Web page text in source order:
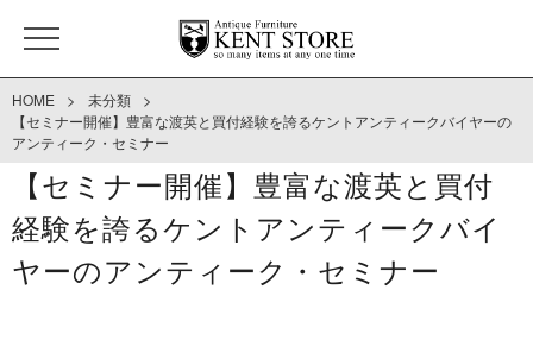
HOME > 未分類 >
【セミナー開催】豊富な渡英と買付経験を誇るケントアンティークバイヤーの
アンティーク・セミナー
【セミナー開催】豊富な渡英と買付
経験を誇るケントアンティークバイ
ヤーのアンティーク・セミナー